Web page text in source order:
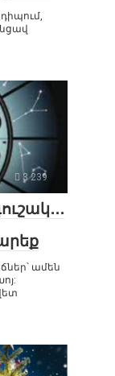
3 239
ամեն